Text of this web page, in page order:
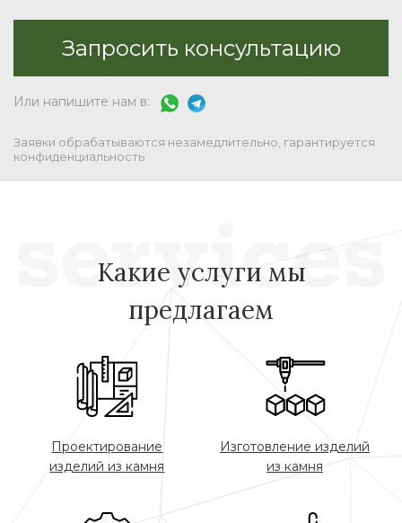
Или напишите нам в:
Заявки обрабатываются незамедлительно, гарантируется
конфиденциальность
Какие услуги мы
предлагаем
Проектирование
изделий из камня
Изготовление изделий
из камня